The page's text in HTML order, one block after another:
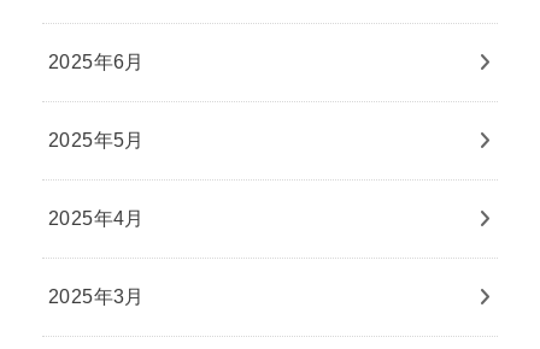
2025年6月
2025年5月
2025年4月
2025年3月